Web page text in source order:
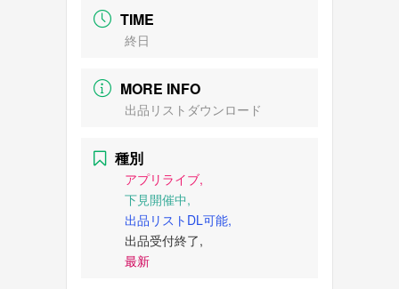
TIME
終日
MORE INFO
出品リストダウンロード
種別
アプリライブ,
下見開催中,
出品リストDL可能,
出品受付終了,
最新